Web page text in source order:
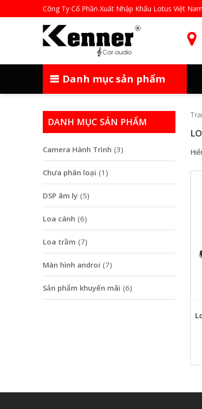
Công Ty Cổ Phần Xuất Nhập Khẩu Lotus Việt Nam
Danh mục sản phẩm
DANH MỤC SẢN PHẨM
Camera Hành Trình (3)
Chưa phân loại (1)
DSP âm ly (5)
Loa cánh (6)
Loa trầm (7)
Màn hình androi (7)
Sản phẩm khuyến mãi (6)